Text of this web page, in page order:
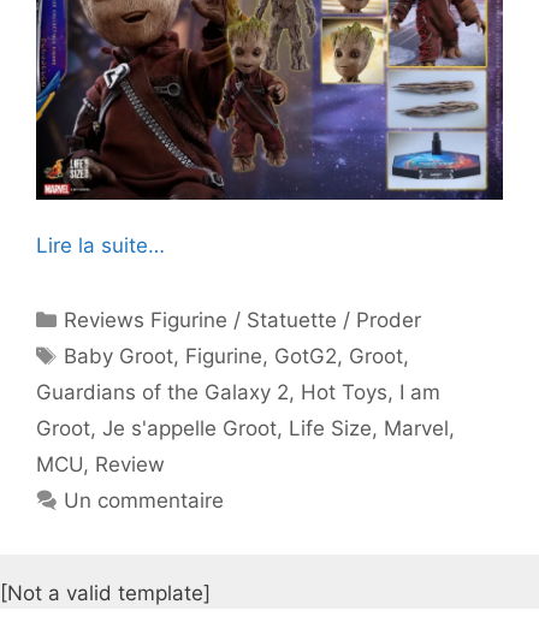
Lire la suite…
Catégories
Reviews Figurine / Statuette / Proder
Étiquettes
Baby Groot, Figurine, GotG2, Groot,
Guardians of the Galaxy 2, Hot Toys, I am
Groot, Je s'appelle Groot, Life Size, Marvel,
MCU, Review
Un commentaire
[Not a valid template]